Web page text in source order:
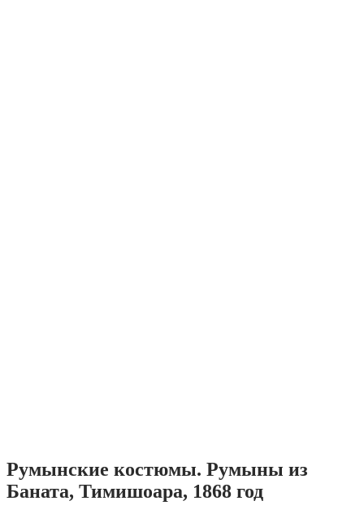
Румынские костюмы. Румыны из
Баната, Тимишоара, 1868 год